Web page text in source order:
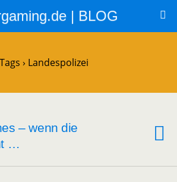
| BLOG
Tags › Landespolizei
– wenn die
…